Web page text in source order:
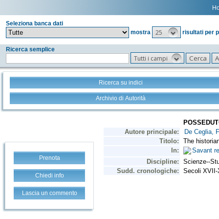
Seleziona banca dati
mostra
25 risultati per
Ricerca semplice
Tutti i campi
Ricerca su indici
Archivio di Autorità
Prenota
Chiedi info
Lascia un commento